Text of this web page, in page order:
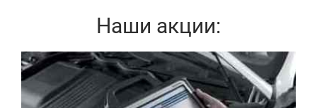
Наши акции:
Записаться